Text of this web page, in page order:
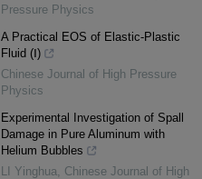
Pressure Physics
A Practical EOS of Elastic-Plastic
Fluid (Ⅰ)
Chinese Journal of High Pressure
Physics
Experimental Investigation of Spall
Damage in Pure Aluminum with
Helium Bubbles
LI Yinghua
Chinese Journal of High